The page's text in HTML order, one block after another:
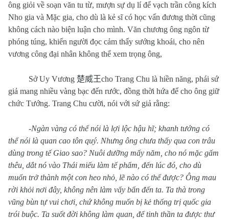
ông giỏi về soạn văn tu từ, mượn sự dụ lí để vạch trần công kích
Nho gia và Mặc gia, cho dù là kẻ sĩ có học vấn đương thời cũng
không cách nào biện luận cho mình. Văn chương ông ngôn từ
phóng túng, khiến người đọc cảm thấy sướng khoái, cho nên
vương công đại nhân không thể xem trọng ông,
Sở Uy Vương 楚威王cho Trang Chu là hiền năng, phái sứ
giả mang nhiều vàng bạc đến rước, đồng thời hứa để cho ông giữ
chức Tướng. Trang Chu cười, nói với sứ giả rằng:
-Ngàn vàng có thể nói là lợi lộc hậu hĩ; khanh tướng có
thể nói là quan cao tôn quý. Nhưng ông chưa thấy qua con trâu
dùng trong tế Giao sao? Nuôi dưỡng mấy năm, cho nó mặc gấm
thêu, dắt nó vào Thái miếu làm tế phẩm, đến lúc đó, cho dù
muốn trở thành một con heo nhỏ, lẽ nào có thể được? Ông mau
rời khỏi nơi đây, không nên làm vấy bẩn đến ta. Ta thà trong
vũng bùn tự vui chơi, chứ không muốn bị kẻ thống trị quốc gia
trói buộc. Ta suốt đời không làm quan, để tinh thần ta được thư